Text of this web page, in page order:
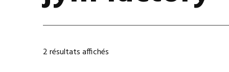
2 résultats affichés